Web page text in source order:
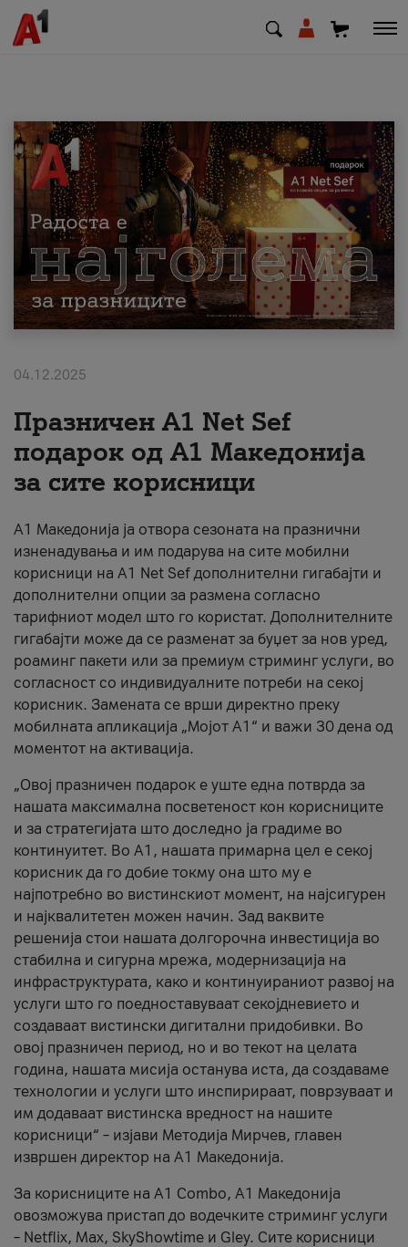
МК EN SQ
Приватни Деловни
Поддршка
Надополни кредит
За нас
#ПодобарОнлајн
04.12.2025
Празничен A1 Net Sеf
подарок од А1 Македонија
за сите корисници
А1 Македонија ја отвора сезоната на празнични
изненадувања и им подарува на сите мобилни
корисници на A1 Net Sef дополнителни гигабајти и
дополнителни опции за размена согласно
тарифниот модел што го користат. Дополнителните
гигабајти може да се разменат за буџет за нов уред,
роаминг пакети или за премиум стриминг услуги, во
согласност со индивидуалните потреби на секој
корисник. Замената се врши директно преку
мобилната апликација „Мојот А1“ и важи 30 дена од
моментот на активација.
„Овој празничен подарок е уште една потврда за
нашата максимална посветеност кон корисниците
и за стратегијата што доследно ја градиме во
континуитет. Во А1, нашата примарна цел е секој
корисник да го добие токму она што му е
најпотребно во вистинскиот момент, на најсигурен
и најквалитетен можен начин. Зад ваквите
решенија стои нашата долгорочна инвестиција во
стабилна и сигурна мрежа, модернизација на
инфраструктурата, како и континуираниот развој на
услуги што го поедноставуваат секојдневието и
создаваат вистински дигитални придобивки. Во
овој празничен период, но и во текот на целата
година, нашата мисија останува иста, да создаваме
технологии и услуги што инспирираат, поврзуваат и
им додаваат вистинска вредност на нашите
корисници“ – изјави Методија Мирчев, главен
извршен директор на А1 Македонија.
За корисниците на A1 Combo, А1 Македонија
овозможува пристап до водечките стриминг услуги
– Netflix, Max, SkyShowtime и Gley. Сите корисници